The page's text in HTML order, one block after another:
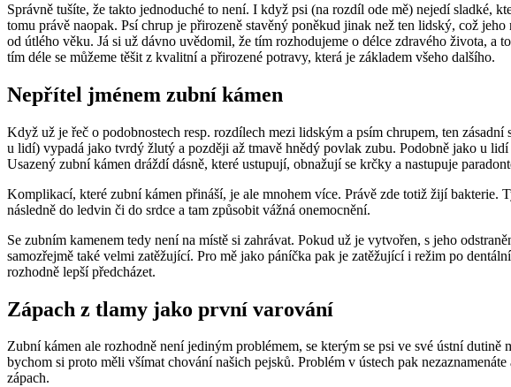
Správně tušíte, že takto jednoduché to není. I když psi (na rozdíl ode mě) nejedí sladké,
tomu právě naopak. Psí chrup je přirozeně stavěný poněkud jinak než ten lidský, což
od útlého věku. Já si už dávno uvědomil, že tím rozhodujeme o délce zdravého života, a
tím déle se můžeme těšit z kvalitní a přirozené potravy, která je základem všeho dalšího.
Nepřítel jménem zubní kámen
Když už je řeč o podobnostech resp. rozdílech mezi lidským a psím chrupem, ten
u lidí) vypadá jako tvrdý žlutý a později až tmavě hnědý povlak zubu. Podobně jako u
Usazený zubní kámen dráždí dásně, které ustupují, obnažují se krčky a nastupuje
Komplikací, které zubní kámen přináší, je ale mnohem více. Právě zde totiž žijí bakterie.
následně do ledvin či do srdce a tam způsobit vážná onemocnění.
Se zubním kamenem tedy není na místě si zahrávat. Pokud už je vytvořen, s jeho
samozřejmě také velmi zatěžující. Pro mě jako páníčka pak je zatěžující i režim po
rozhodně lepší předcházet.
Zápach z tlamy jako první varování
Zubní kámen ale rozhodně není jediným problémem, se kterým se psi ve své ústní
bychom si proto měli všímat chování našich pejsků. Problém v ústech pak
zápach.